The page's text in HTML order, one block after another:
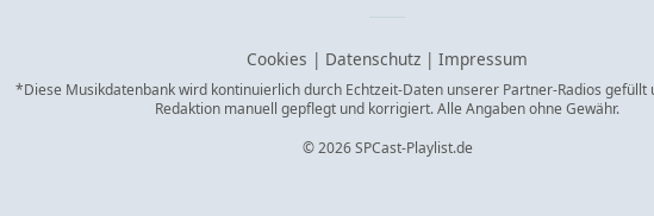
Cookies | Datenschutz | Impressum
*Diese Musikdatenbank wird kontinuierlich durch Echtzeit-Daten unserer Partner-Radios gefüllt
Redaktion manuell gepflegt und korrigiert. Alle Angaben ohne Gewähr.
© 2026 SPCast-Playlist.de